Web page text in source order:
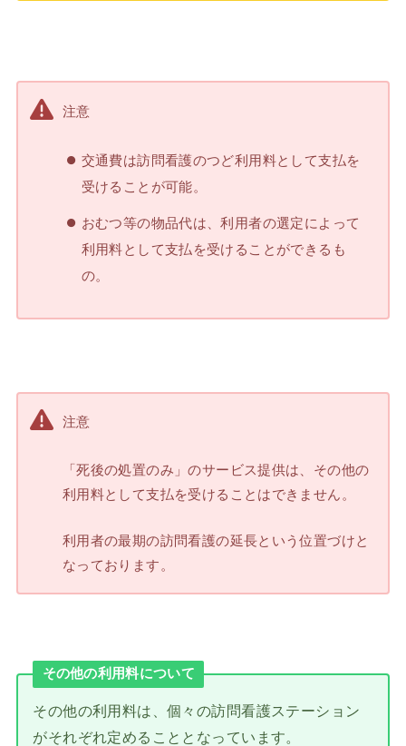
注意
交通費は訪問看護のつど利用料として支払を
受けることが可能。
おむつ等の物品代は、利用者の選定によって
利用料として支払を受けることができるも
の。
注意
「死後の処置のみ」のサービス提供は、その他の
利用料として支払を受けることはできません。
利用者の最期の訪問看護の延長という位置づけと
なっております。
その他の利用料について
その他の利用料は、個々の訪問看護ステーション
がそれぞれ定めることとなっています。